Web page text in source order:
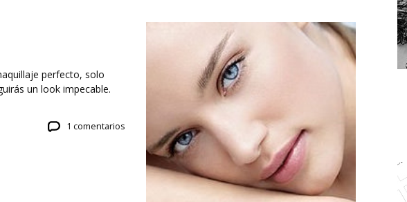
perfecto, solo
un look impecable.
1 comentarios